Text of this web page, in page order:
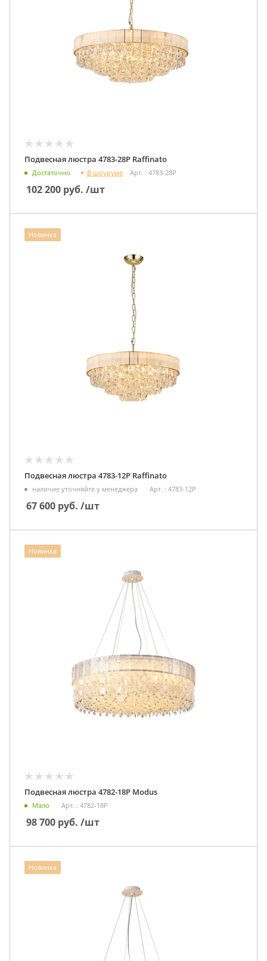
Подвесная люстра 4783-28P Raffinato
Достаточно В шоуруме Арт. : 4783-28P
102 200 руб. /шт
Новинка
Подвесная люстра 4783-12P Raffinato
наличие уточняйте у менеджера Арт. : 4783-12P
67 600 руб. /шт
Новинка
Подвесная люстра 4782-18P Modus
Мало Арт. : 4782-18P
98 700 руб. /шт
Новинка